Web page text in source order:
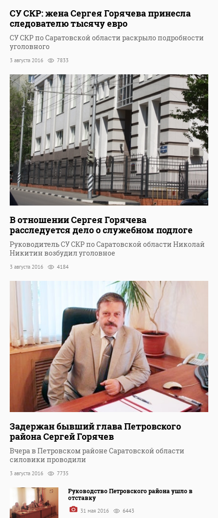
СУ СКР: жена Сергея Горячева принесла
следователю тысячу евро
СУ СКР по Саратовской области раскрыло подробности
уголовного
3 августа 2016 7833
В отношении Сергея Горячева
расследуется дело о служебном подлоге
Руководитель СУ СКР по Саратовской области Николай
Никитин возбудил уголовное
3 августа 2016 4184
Задержан бывший глава Петровского
района Сергей Горячев
Вчера в Петровском районе Саратовской области
силовики проводили
3 августа 2016 7735
Руководство Петровского района ушло в
отставку
31 мая 2016 6443